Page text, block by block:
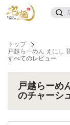
トップ
戸越らーめん えにし
すべてのレビュー
戸越らーめ
のチャーシ